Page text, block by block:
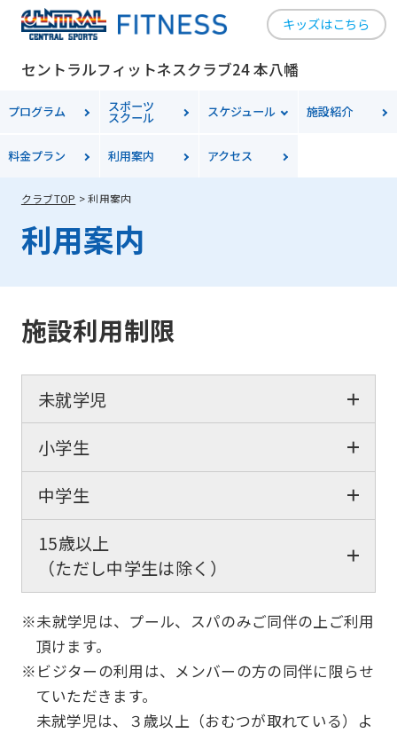
キッズはこちら
セントラルフィットネスクラブ24 本八幡
プログラム スポーツ
スクール スケジュール 施設紹介
料金プラン 利用案内 アクセス
クラブTOP 利用案内
利用案内
施設利用制限
未就学児
小学生
中学生
15歳以上
（ただし中学生は除く）
※未就学児は、プール、スパのみご同伴の上ご利用
頂けます。
※ビジターの利用は、メンバーの方の同伴に限らせ
ていただきます。
未就学児は、３歳以上（おむつが取れている）よ